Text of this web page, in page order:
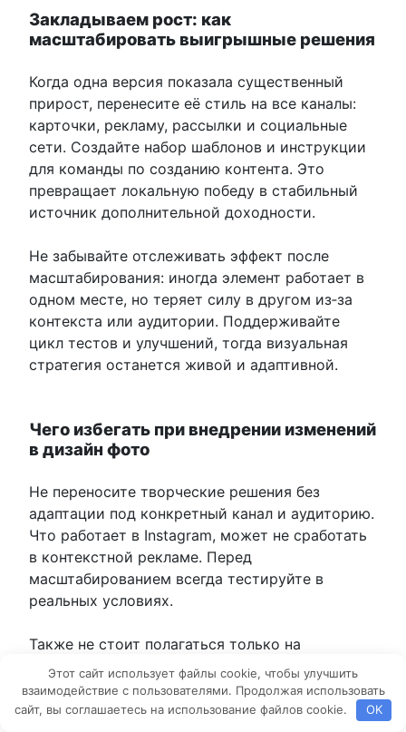
Закладываем рост: как
масштабировать выигрышные решения
Когда одна версия показала существенный
прирост, перенесите её стиль на все каналы:
карточки, рекламу, рассылки и социальные
сети. Создайте набор шаблонов и инструкции
для команды по созданию контента. Это
превращает локальную победу в стабильный
источник дополнительной доходности.
Не забывайте отслеживать эффект после
масштабирования: иногда элемент работает в
одном месте, но теряет силу в другом из‑за
контекста или аудитории. Поддерживайте
цикл тестов и улучшений, тогда визуальная
стратегия останется живой и адаптивной.
Чего избегать при внедрении изменений
в дизайн фото
Не переносите творческие решения без
адаптации под конкретный канал и аудиторию.
Что работает в Instagram, может не сработать
в контекстной рекламе. Перед
масштабированием всегда тестируйте в
реальных условиях.
Также не стоит полагаться только на
субъективное мнение команды: данные говорят
громче интуиции. Если визуал снижает
ключевые метрики — меняйте и тестируйте
Этот сайт использует файлы cookie, чтобы улучшить
взаимодействие с пользователями. Продолжая использовать
сайт, вы соглашаетесь на использование файлов cookie.
OK